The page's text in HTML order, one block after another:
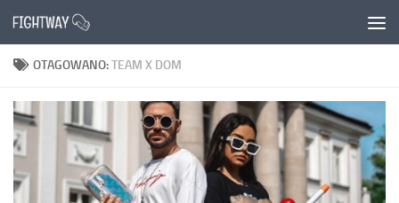
Przejdź do treści
OTAGOWANO:TEAM X DOM